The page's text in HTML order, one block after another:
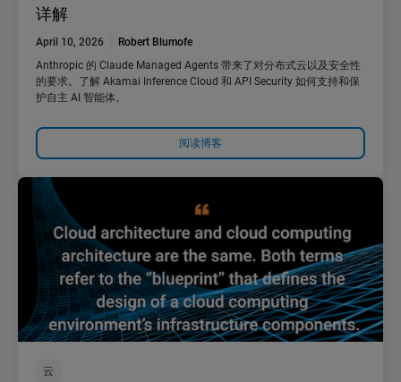
详解
April 10, 2026
Robert Blumofe
Anthropic 的 Claude Managed Agents 带来了对分布式云以及安全性
的要求。了解 Akamai Inference Cloud 和 API Security 如何支持和保
护自主 AI 智能体。
阅读博客
云